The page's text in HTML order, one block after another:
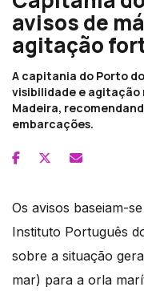
avisos de
agitação
A capitania do Porto
visibilidade e
Madeira,
embarcações.
Os avisos baseiam-
Instituto Português
sobre a situação
mar) para a orla